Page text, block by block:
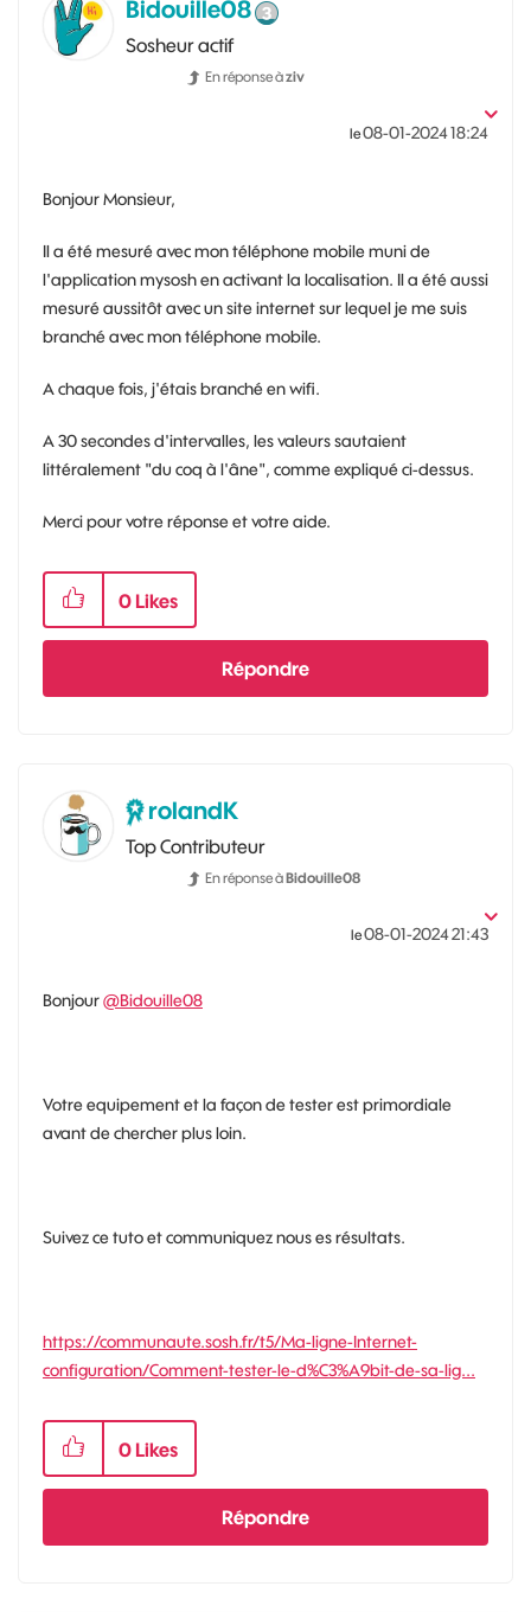
Bidouille08
Sosheur actif
En réponse àziv
le‎08-01-202418:24
Bonjour Monsieur,
Il a été mesuré avec mon téléphone mobile muni de
l'application mysosh en activant la localisation. Il a été aussi
mesuré aussitôt avec un site internet sur lequel je me suis
branché avec mon téléphone mobile.
A chaque fois, j'étais branché en wifi.
A 30 secondes d'intervalles, les valeurs sautaient
littéralement "du coq à l'âne", comme expliqué ci-dessus.
Merci pour votre réponse et votre aide.
0 Likes
Répondre
rolandK
Top Contributeur
En réponse àBidouille08
le‎08-01-202421:43
Bonjour@Bidouille08
Votre equipement et la façon de tester est primordiale
avant de chercher plus loin.
Suivez ce tuto et communiquez nous es résultats.
https://communaute.sosh.fr/t5/Ma-ligne-Internet-
configuration/Comment-tester-le-d%C3%A9bit-de-sa-lig...
0 Likes
Répondre